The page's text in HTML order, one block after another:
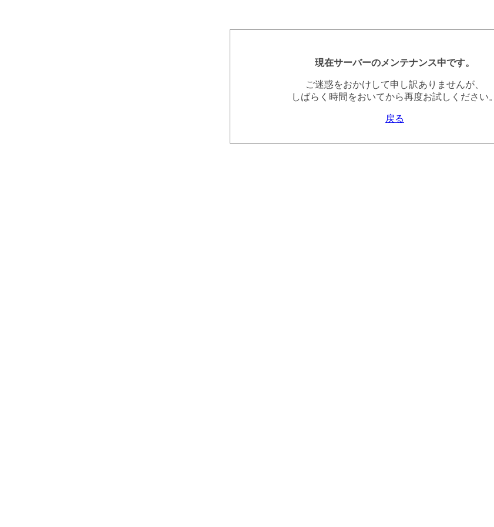
現在サーバーのメンテナンス中です。
ご迷惑をおかけして申し訳ありませんが、
しばらく時間をおいてから再度お試しください。
戻る